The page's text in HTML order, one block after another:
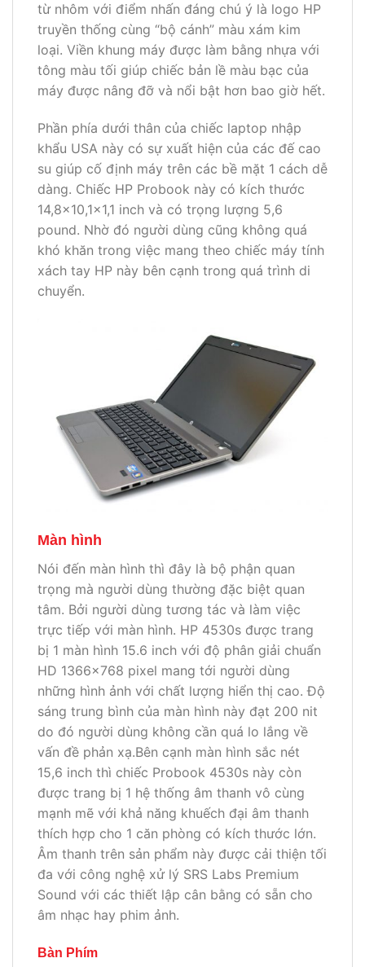
từ nhôm với điểm nhấn đáng chú ý là logo HP
truyền thống cùng “bộ cánh” màu xám kim
loại. Viền khung máy được làm bằng nhựa với
tông màu tối giúp chiếc bản lề màu bạc của
máy được nâng đỡ và nổi bật hơn bao giờ hết.
Phần phía dưới thân của chiếc laptop nhập
khẩu USA này có sự xuất hiện của các đế cao
su giúp cố định máy trên các bề mặt 1 cách dễ
dàng. Chiếc HP Probook này có kích thước
14,8×10,1×1,1 inch và có trọng lượng 5,6
pound. Nhờ đó người dùng cũng không quá
khó khăn trong việc mang theo chiếc máy tính
xách tay HP này bên cạnh trong quá trình di
chuyển.
Màn hình
Nói đến màn hình thì đây là bộ phận quan
trọng mà người dùng thường đặc biệt quan
tâm. Bởi người dùng tương tác và làm việc
trực tiếp với màn hình. HP 4530s được trang
bị 1 màn hình 15.6 inch với độ phân giải chuẩn
HD 1366×768 pixel mang tới người dùng
những hình ảnh với chất lượng hiển thị cao. Độ
sáng trung bình của màn hình này đạt 200 nit
do đó người dùng không cần quá lo lắng về
vấn đề phản xạ.Bên cạnh màn hình sắc nét
15,6 inch thì chiếc Probook 4530s này còn
được trang bị 1 hệ thống âm thanh vô cùng
mạnh mẽ với khả năng khuếch đại âm thanh
thích hợp cho 1 căn phòng có kích thước lớn.
Âm thanh trên sản phẩm này được cải thiện tối
đa với công nghệ xử lý SRS Labs Premium
Sound với các thiết lập cân bằng có sẵn cho
âm nhạc hay phim ảnh.
Bàn Phím